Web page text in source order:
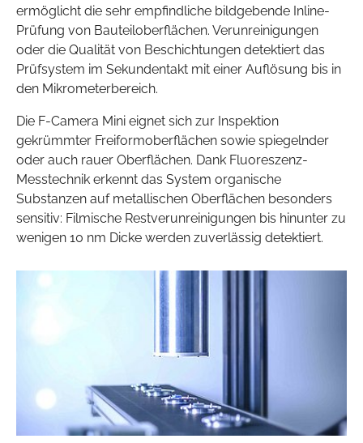
ermöglicht die sehr empfindliche bildgebende Inline-
Prüfung von Bauteiloberflächen. Verunreinigungen
oder die Qualität von Beschichtungen detektiert das
Prüfsystem im Sekundentakt mit einer Auflösung bis in
den Mikrometerbereich.
Die F-Camera Mini eignet sich zur Inspektion
gekrümmter Freiformoberflächen sowie spiegelnder
oder auch rauer Oberflächen. Dank Fluoreszenz-
Messtechnik erkennt das System organische
Substanzen auf metallischen Oberflächen besonders
sensitiv: Filmische Restverunreinigungen bis hinunter zu
wenigen 10 nm Dicke werden zuverlässig detektiert.